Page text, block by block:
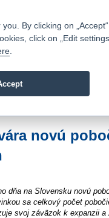
banka is a modern Czech
fee-free general banking
novú
dňa na Slovensku novú
sa celkový počet
svoj záväzok k expanzii a
By clicking on
click on „Edit